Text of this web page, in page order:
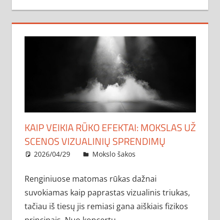
KAIP VEIKIA RŪKO EFEKTAI: MOKSLAS UŽ
SCENOS VIZUALINIŲ SPRENDIMŲ
2026/04/29 administratorius
Mokslo šakos
Renginiuose matomas rūkas dažnai
suvokiamas kaip paprastas vizualinis triukas,
tačiau iš tiesų jis remiasi gana aiškiais fizikos